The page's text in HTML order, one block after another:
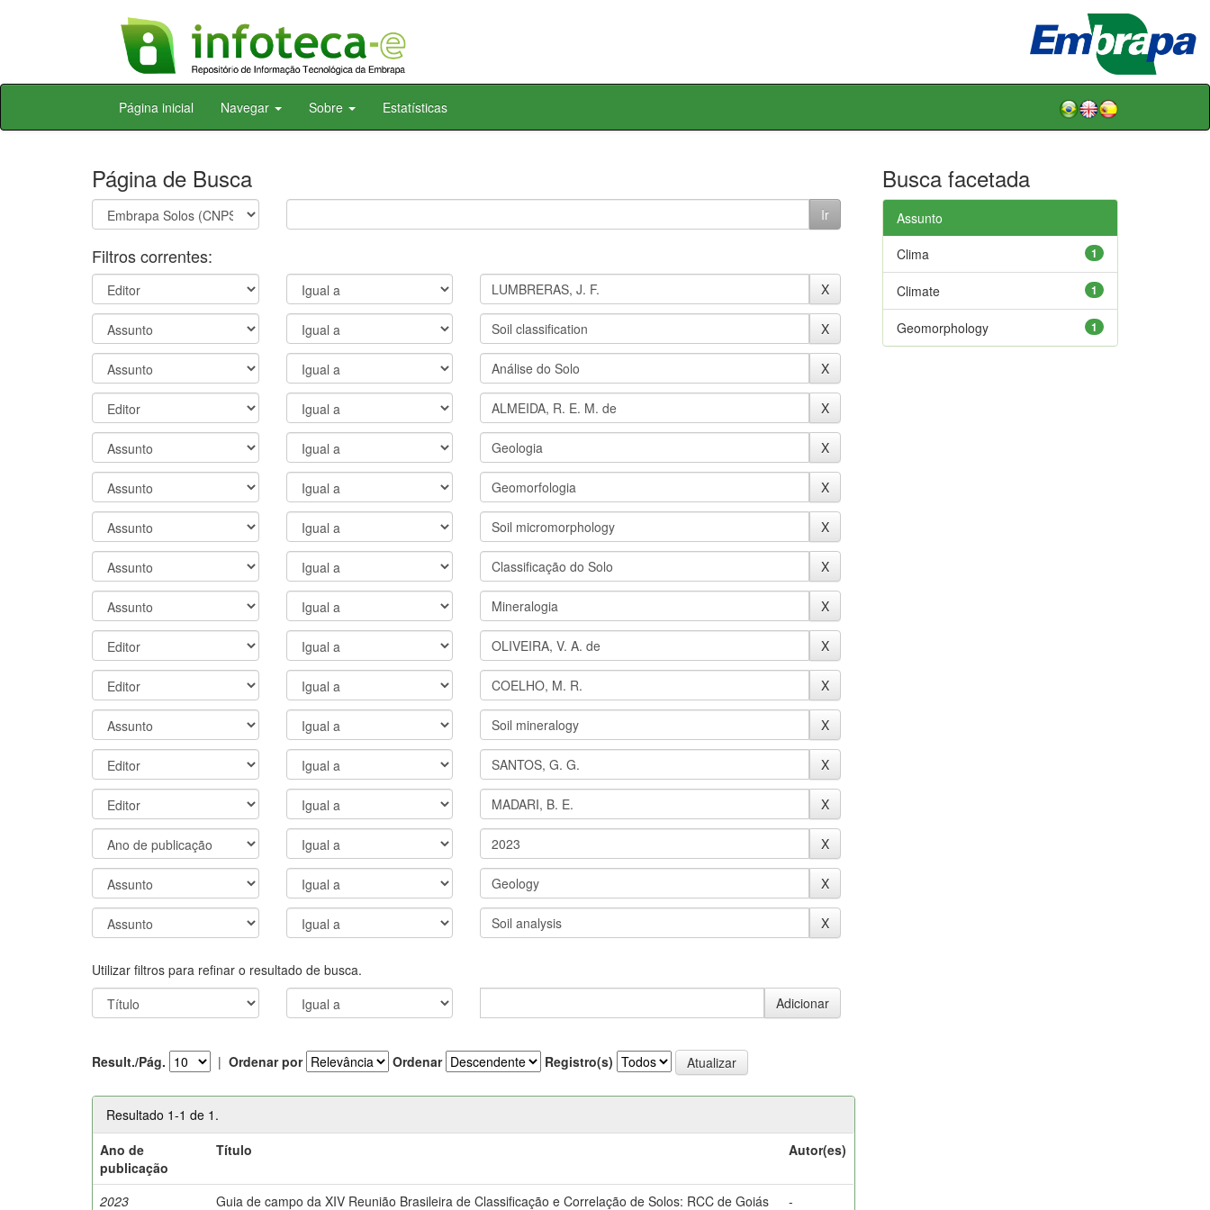
Skip
Página inicial Navegar Sobre Estatísticas
Página de Busca
Filtros correntes:
Utilizar filtros para refinar o resultado de busca.
Result./Pág. | Ordenar por Ordenar Registro(s)
Resultado 1-1 de 1.
Ano de
publicação
Título Autor(es)
2023
Guia de campo da XIV Reunião Brasileira de Classificação e Correlação de Solos: RCC de Goiás
-
Busca facetada
Assunto
1
Clima
1
Climate
1
Geomorphology